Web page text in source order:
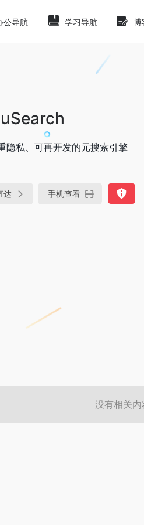
公导航 学习导航 博
隐私、可再开发的元搜索引擎
达 手机查看
没有相关内